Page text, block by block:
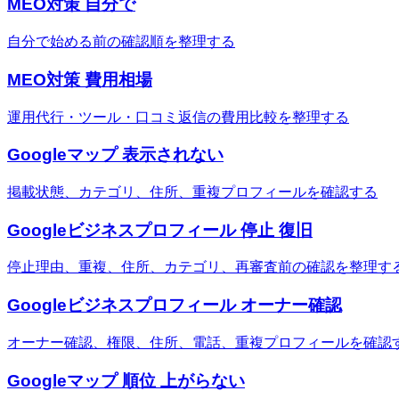
MEO対策 自分で
自分で始める前の確認順を整理する
MEO対策 費用相場
運用代行・ツール・口コミ返信の費用比較を整理する
Googleマップ 表示されない
掲載状態、カテゴリ、住所、重複プロフィールを確認する
Googleビジネスプロフィール 停止 復旧
停止理由、重複、住所、カテゴリ、再審査前の確認を整理す
Googleビジネスプロフィール オーナー確認
オーナー確認、権限、住所、電話、重複プロフィールを確認
Googleマップ 順位 上がらない